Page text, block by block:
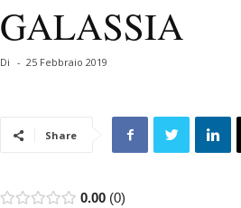
GALASSIA
Di - 25 Febbraio 2019
Share
0.00 0